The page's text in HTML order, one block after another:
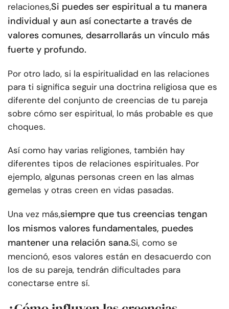
relaciones,Si puedes ser espiritual a tu manera
individual y aun así conectarte a través de
valores comunes, desarrollarás un vínculo más
fuerte y profundo.
Por otro lado, si la espiritualidad en las relaciones
para ti significa seguir una doctrina religiosa que es
diferente del conjunto de creencias de tu pareja
sobre cómo ser espiritual, lo más probable es que
choques.
Así como hay varias religiones, también hay
diferentes tipos de relaciones espirituales. Por
ejemplo, algunas personas creen en las almas
gemelas y otras creen en vidas pasadas.
Una vez más,siempre que tus creencias tengan
los mismos valores fundamentales, puedes
mantener una relación sana.Si, como se
mencionó, esos valores están en desacuerdo con
los de su pareja, tendrán dificultades para
conectarse entre sí.